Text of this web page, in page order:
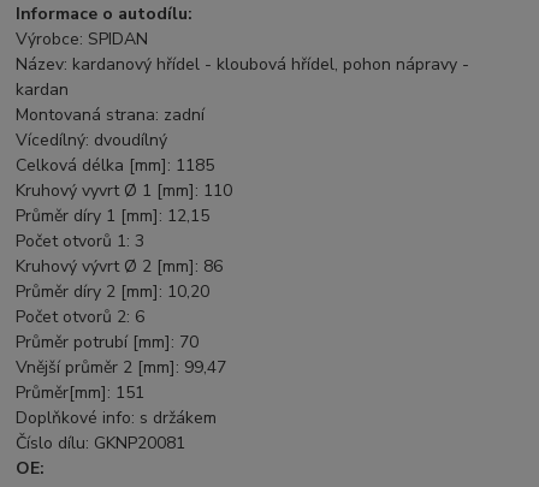
Informace o autodílu:
Výrobce: SPIDAN
Název: kardanový hřídel - kloubová hřídel, pohon nápravy -
kardan
Montovaná strana: zadní
Vícedílný: dvoudílný
Celková délka [mm]: 1185
Kruhový vyvrt Ø 1 [mm]: 110
Průměr díry 1 [mm]: 12,15
Počet otvorů 1: 3
Kruhový vývrt Ø 2 [mm]: 86
Průměr díry 2 [mm]: 10,20
Počet otvorů 2: 6
Průměr potrubí [mm]: 70
Vnější průměr 2 [mm]: 99,47
Průměr[mm]: 151
Doplňkové info: s držákem
Číslo dílu: GKNP20081
OE: